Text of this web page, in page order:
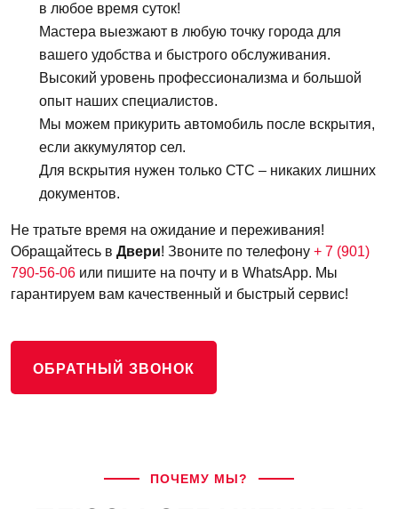
в любое время суток!
Мастера выезжают в любую точку города для
вашего удобства и быстрого обслуживания.
Высокий уровень профессионализма и большой
опыт наших специалистов.
Мы можем прикурить автомобиль после вскрытия,
если аккумулятор сел.
Для вскрытия нужен только СТС – никаких лишних
документов.
Не тратьте время на ожидание и переживания!
Обращайтесь в Двери! Звоните по телефону + 7 (901)
790-56-06 или пишите на почту и в WhatsApp. Мы
гарантируем вам качественный и быстрый сервис!
ОБРАТНЫЙ ЗВОНОК
ПОЧЕМУ МЫ?